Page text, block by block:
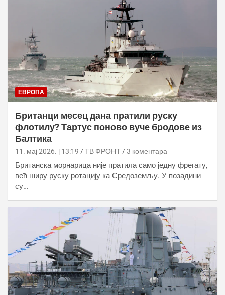
ЕВРОПА
Британци месец дана пратили руску
флотилу? Тартус поново вуче бродове из
Балтика
11. мај 2026. | 13:19 ТВ ФРОНТ 3 коментара
Британска морнарица није пратила само једну фрегату,
већ ширу руску ротацију ка Средоземљу. У позадини
су…